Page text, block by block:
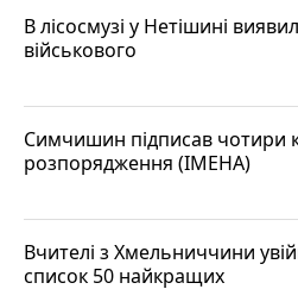
В лісосмузі у Нетішині
військового
Симчишин підписав чотири
розпорядження (ІМЕНА)
Вчителі з Хмельниччини
список 50 найкращих